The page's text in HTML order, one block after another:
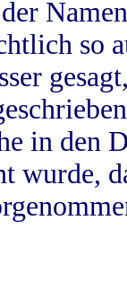
so
in
wurde,